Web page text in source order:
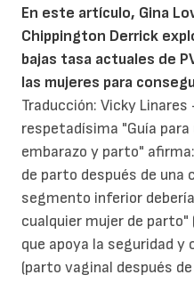
En este artículo, Gina
Chippington Derrick
bajas tasa actuales de
las mujeres para
Traducción: Vicky
respetadísima "Guía
embarazo y parto"
de parto después de una
segmento inferior
cualquier mujer de parto"
que apoya la seguridad y
(parto vaginal después